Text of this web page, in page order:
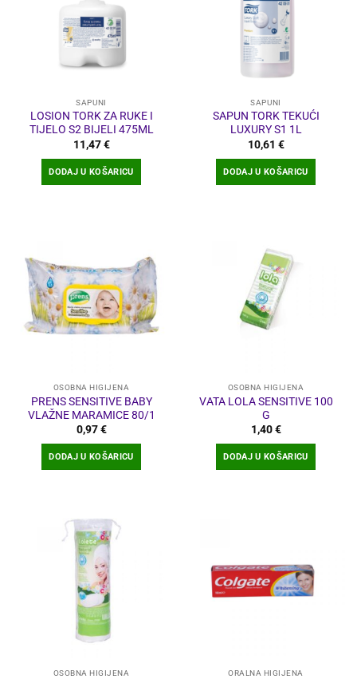
SAPUNI
LOSION TORK ZA RUKE I
TIJELO S2 BIJELI 475ML
11,47€
DODAJ U KOŠARICU
SAPUNI
SAPUN TORK TEKUĆI
LUXURY S1 1L
10,61 €
DODAJ U KOŠARICU
OSOBNA HIGIJENA
PRENS SENSITIVE BABY
VLAŽNE MARAMICE 80/1
0,97€
DODAJ U KOŠARICU
OSOBNA HIGIJENA
VATA LOLA SENSITIVE 100
G
1,40€
DODAJ U KOŠARICU
OSOBNA HIGIJENA ORALNA HIGIJENA